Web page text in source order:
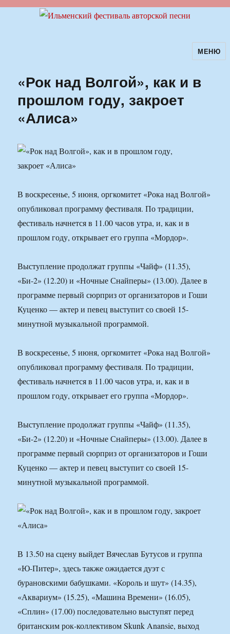
Ильменский фестиваль авторскойМЕНЮ
«Рок над Волгой», как и в
прошлом году, закроет
«Алиса»
В воскресенье, 5 июня, оргкомитет «Рока над Волгой»
опубликовал программу фестиваля. По традиции,
фестиваль начнется в 11.00 часов утра, и, как и в
прошлом году, открывает его группа «Мордор».
Выступление продолжат группы «Чайф» (11.35),
«Би-2» (12.20) и «Ночные Снайперы» (13.00). Далее в
программе первый сюрприз от организаторов и Гоши
Куценко — актер и певец выступит со своей 15-
минутной музыкальной программой.
В воскресенье, 5 июня, оргкомитет «Рока над Волгой»
опубликовал программу фестиваля. По традиции,
фестиваль начнется в 11.00 часов утра, и, как и в
прошлом году, открывает его группа «Мордор».
Выступление продолжат группы «Чайф» (11.35),
«Би-2» (12.20) и «Ночные Снайперы» (13.00). Далее в
программе первый сюрприз от организаторов и Гоши
Куценко — актер и певец выступит со своей 15-
минутной музыкальной программой.
В 13.50 на сцену выйдет Вячеслав Бутусов и группа
«Ю-Питер», здесь также ожидается дуэт с
бурановскими бабушками. «Король и шут» (14.35),
«Аквариум» (15.25), «Машина Времени» (16.05),
«Сплин» (17.00) последовательно выступят перед
британским рок-коллективом Skunk Anansie, выход